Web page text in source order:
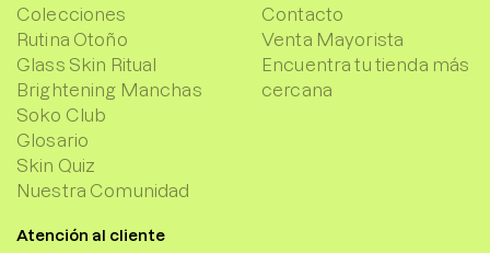
Colecciones
Rutina Otoño
Glass Skin Ritual
Brightening Manchas
Soko Club
Glosario
Skin Quiz
Nuestra Comunidad
Contacto
Venta Mayorista
Encuentra tu tienda más
cercana
Atención al cliente